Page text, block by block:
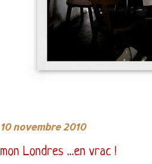
10 novembre 2010
mon Londres ...en vrac !